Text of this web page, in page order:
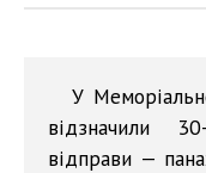
У
відзначили
відправи —